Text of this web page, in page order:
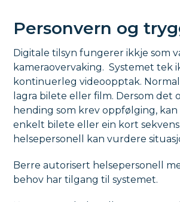
Personvern og
Digitale tilsyn fungerer ikkje som
kameraovervaking. Systemet tek
kontinuerleg videoopptak.
lagra bilete eller film. Dersom det
hending som krev oppfølging,
enkelt bilete eller ein kort sekvens
helsepersonell kan vurdere
Berre autorisert helsepersonell
behov har tilgang til systemet.